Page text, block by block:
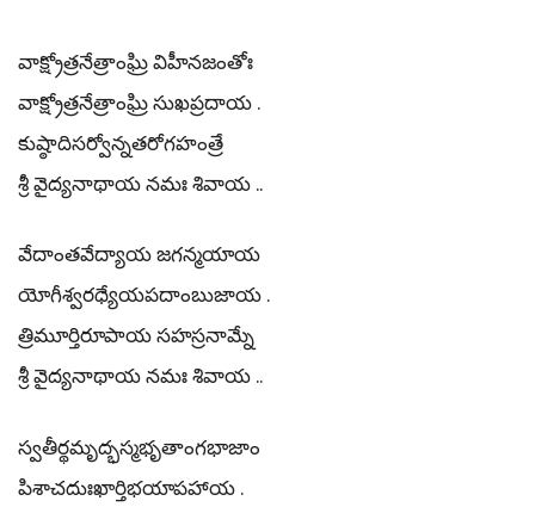
వాక్ష్రోత్రనేత్రాంఘ్రి విహీనజంతోః
వాక్ష్రోత్రనేత్రాంఘ్రి సుఖప్రదాయ .
కుష్ఠాదిసర్వోన్నతరోగహంత్రే
శ్రీ వైద్యనాథాయ నమః శివాయ ..
వేదాంతవేద్యాయ జగన్మయాయ
యోగీశ్వరధ్యేయపదాంబుజాయ .
త్రిమూర్తిరూపాయ సహస్రనామ్నే
శ్రీ వైద్యనాథాయ నమః శివాయ ..
స్వతీర్థమృద్భస్మభృతాంగభాజాం
పిశాచదుఃఖార్తిభయాపహాయ .